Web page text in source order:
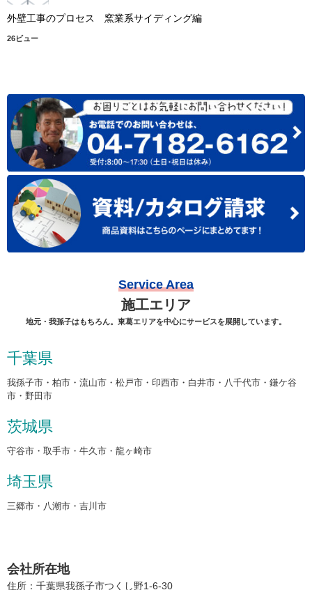
外壁工事のプロセス 窯業系サイディング編
26ビュー
Service Area
施工エリア
地元・我孫子はもちろん。東葛エリアを中心にサービスを展開しています。
千葉県
我孫子市・柏市・流山市・松戸市・印西市・白井市・八千代市・鎌ケ谷
市・野田市
茨城県
守谷市・取手市・牛久市・龍ヶ崎市
埼玉県
三郷市・八潮市・吉川市
会社所在地
住所：千葉県我孫子市つくし野1-6-30